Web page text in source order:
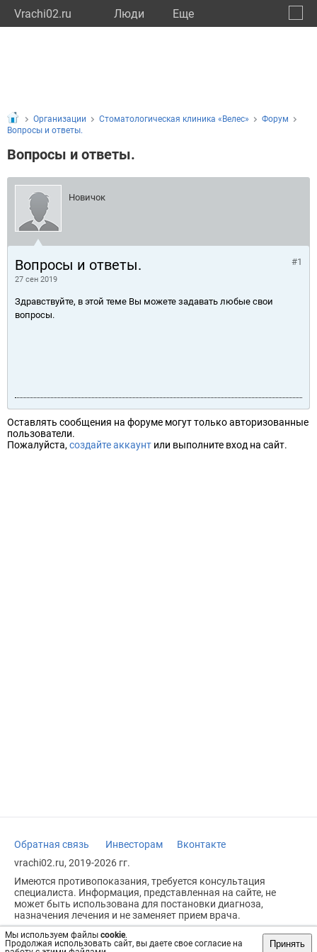
Vrachi02.ru Люди Eще
Мы используем файлы cookie.
Продолжая использовать сайт, вы даете свое согласие на
Принять
Организации Стоматологическая клиника «Велес»
Форум
Вопросы и ответы.
Вопросы и ответы.
Новичок
Вопросы и ответы.
27 сен 2019
#1
Здравствуйте, в этой теме Вы можете задавать любые свои
вопросы.
Оставлять сообщения на форуме могут только авторизованные
пользователи.
Пожалуйста, создайте аккаунт или выполните вход на сайт.
Обратная связь Инвесторам
Вконтакте
vrachi02.ru, 2019-2026 гг.
Имеются противопоказания, требуется консультация
специалиста. Информация, представленная на сайте, не
может быть использована для постановки диагноза,
назначения лечения и не заменяет прием врача.
Возрастное ограничение: 18+